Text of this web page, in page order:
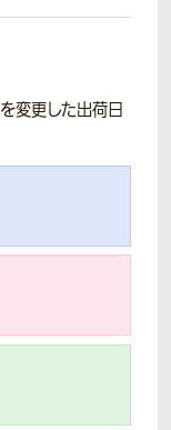
変更した出荷日